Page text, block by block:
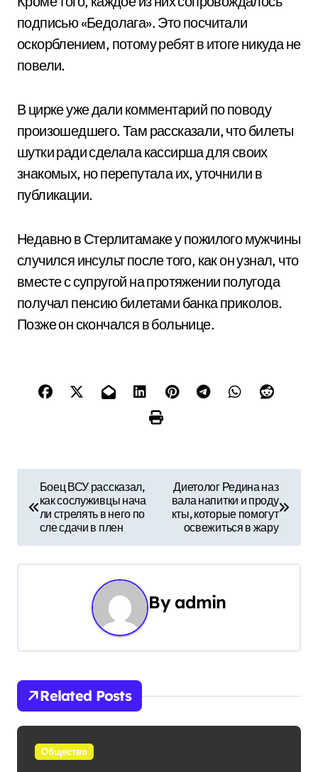
подписью «Бедолага». Это посчитали
оскорблением, потому ребят в итоге никуда не
повели.
В цирке уже дали комментарий по поводу
произошедшего. Там рассказали, что билеты
шутки ради сделала кассирша для своих
знакомых, но перепутала их, уточнили в
публикации.
Недавно в Стерлитамаке у пожилого мужчины
случился инсульт после того, как он узнал, что
вместе с супругой на протяжении полугода
получал пенсию билетами банка приколов.
Позже он скончался в больнице.
в
и
ц
и
я
Боец ВСУ рассказал,
как сослуживцы нача
ли стрелять в него по
сле сдачи в плен
Диетолог Редина наз
вала напитки и проду
кты, которые помогут
освежиться в жару
Byadmin
Related Posts
Общество